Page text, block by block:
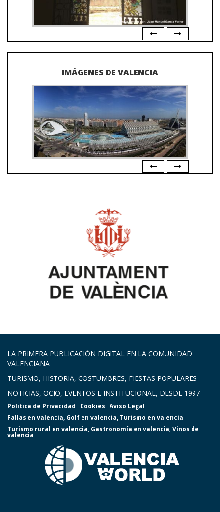
IMÁGENES DE VALENCIA
LA PRIMERA PUBLICACIÓN DIGITAL EN LA COMUNIDAD
VALENCIANA
TURISMO, HISTORIA, COSTUMBRES, FIESTAS POPULARES
NOTICIAS, OCIO, EVENTOS E INSTITUCIONAL, DESDE 1997
Politica de Privacidad Cookies Aviso Legal
Fallas en valencia, Golf en valencia, Turismo en valencia
Turismo rural en valencia, Gastronomía en valencia,Vinos de
valencia